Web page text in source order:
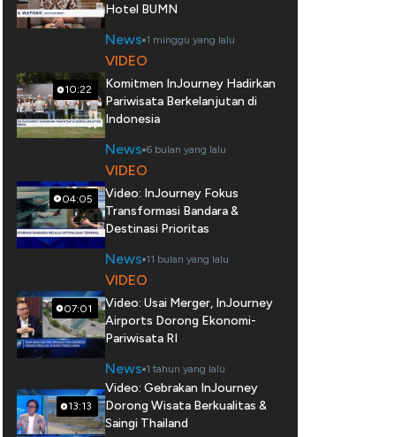
Hotel BUMN
News 1 minggu yang lalu
10:22
VIDEO
Komitmen InJourney Hadirkan
Pariwisata Berkelanjutan di
Indonesia
News 6 bulan yang lalu
04:05
VIDEO
Video: InJourney Fokus
Transformasi Bandara &
Destinasi Prioritas
News 11 bulan yang lalu
07:01
VIDEO
Video: Usai Merger, InJourney
Airports Dorong Ekonomi-
Pariwisata RI
News 1 tahun yang lalu
13:13
Video: Gebrakan InJourney
Dorong Wisata Berkualitas &
Saingi Thailand